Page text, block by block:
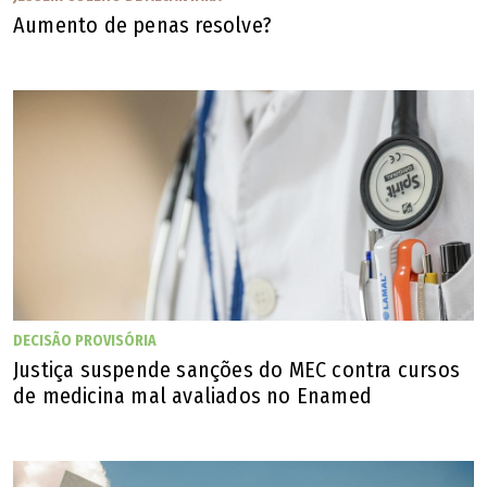
Homenagem do artista plástico Murah Lemos para o pai (Arquvivo Pessoal /
Murah Lemos)
🔔 Siga o canal de O POPULAR no WhatsApp
Aumento de penas resolve?
DECISÃO PROVISÓRIA
Justiça suspende sanções do MEC contra cursos
de medicina mal avaliados no Enamed